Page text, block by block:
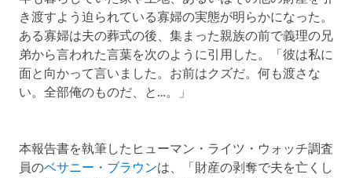
き渡すよう迫られている寡婦の実態が明らかになった。
ある寡婦は夫の葬式の後、集まった親族の前で義理の兄
弟から言われた言葉を次のように引用した。「彼は私に
面と向かって言いました。お前はクズだ。何も渡さな
い。全部俺のものだ、と…。」
本報告書を執筆したヒューマン・ライツ・ウォッチ調査
員のベサニー・ブラウンは、「財産の剥奪で夫を亡くし